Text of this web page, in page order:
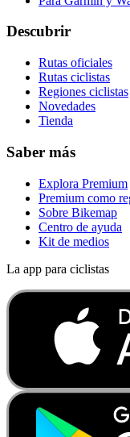
Descubrir
Rutas oficiales
Rutas ciclistas
Regiones ciclistas
Novedades
Tienda
Saber más
Explora Premium
Premium como
Sobre Bikemap
Centro de ayuda
Kit de medios
La app para ciclistas